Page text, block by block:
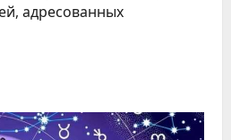
адресованных